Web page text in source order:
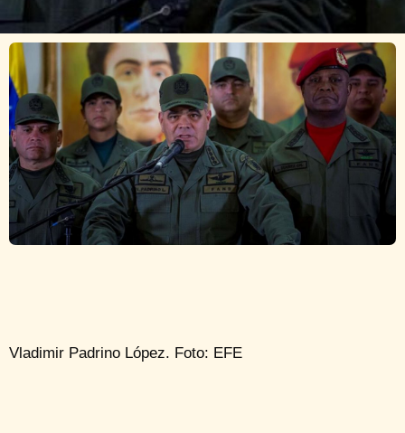
Vladimir Padrino López. Foto: EFE